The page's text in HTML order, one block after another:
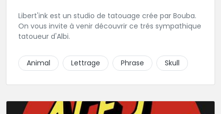
Libert'ink est un studio de tatouage crée par Bouba.
On vous invite à venir découvrir ce trés sympathique
tatoueur d'Albi.
Animal Lettrage Phrase Skull